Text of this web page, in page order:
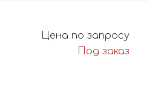
Цена по запросу
Под заказ